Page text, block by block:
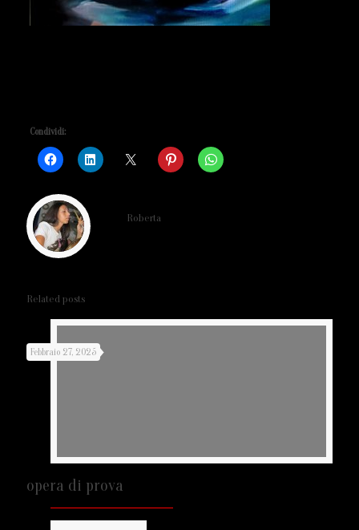
Condividi:
Roberta
Related posts
Febbraio 27, 2025
opera di prova